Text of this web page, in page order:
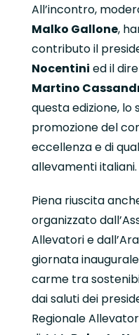
All’incontro,
Malko Gallone,
contributo il
Nocentini ed il
Martino
questa edizione, lo
promozione del
eccellenza e di
allevamenti italiani.
Piena riuscita
organizzato
Allevatori e
giornata
carme tra
dai saluti dei
Regionale